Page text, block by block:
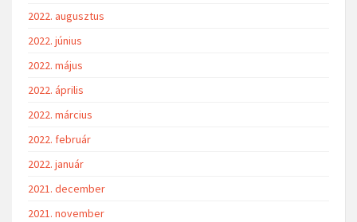
2022. augusztus
2022. június
2022. május
2022. április
2022. március
2022. február
2022. január
2021. december
2021. november